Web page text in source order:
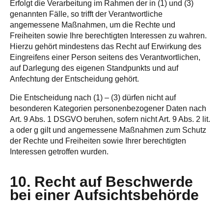
Erfolgt die Verarbeitung im Rahmen der in (1) und (3)
genannten Fälle, so trifft der Verantwortliche
angemessene Maßnahmen, um die Rechte und
Freiheiten sowie Ihre berechtigten Interessen zu wahren.
Hierzu gehört mindestens das Recht auf Erwirkung des
Eingreifens einer Person seitens des Verantwortlichen,
auf Darlegung des eigenen Standpunkts und auf
Anfechtung der Entscheidung gehört.
Die Entscheidung nach (1) – (3) dürfen nicht auf
besonderen Kategorien personenbezogener Daten nach
Art. 9 Abs. 1 DSGVO beruhen, sofern nicht Art. 9 Abs. 2 lit.
a oder g gilt und angemessene Maßnahmen zum Schutz
der Rechte und Freiheiten sowie Ihrer berechtigten
Interessen getroffen wurden.
10. Recht auf Beschwerde
bei einer Aufsichtsbehörde